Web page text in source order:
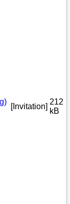
[Invitation]
212
kB